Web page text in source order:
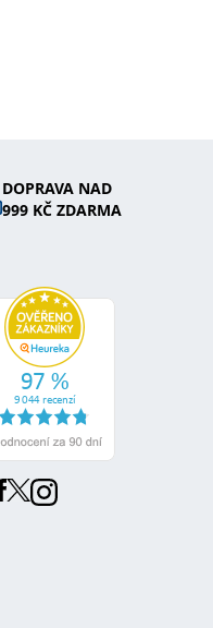
DOPRAVA NAD
999 KČ ZDARMA